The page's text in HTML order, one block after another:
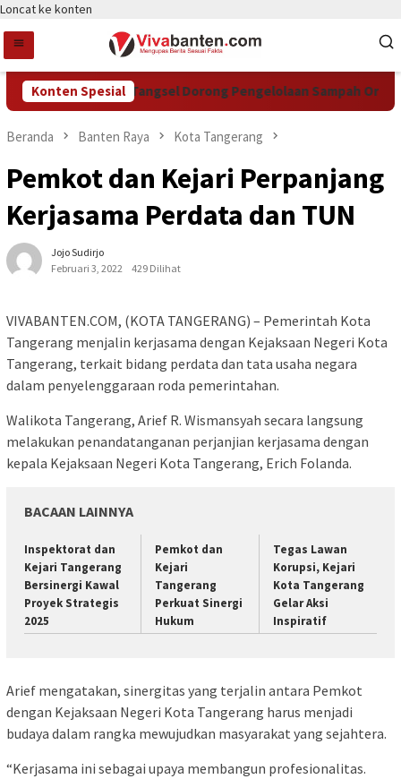
Loncat ke konten
Konten Spesial
DCKTR Tangsel Dorong Pengelolaan Sampah Organik
Beranda Banten Raya Kota Tangerang
Pemkot dan Kejari Perpanjang
Kerjasama Perdata dan TUN
Jojo Sudirjo
Februari 3, 2022
429 Dilihat
VIVABANTEN.COM, (KOTA TANGERANG) – Pemerintah Kota
Tangerang menjalin kerjasama dengan Kejaksaan Negeri Kota
Tangerang, terkait bidang perdata dan tata usaha negara
dalam penyelenggaraan roda pemerintahan.
Walikota Tangerang, Arief R. Wismansyah secara langsung
melakukan penandatanganan perjanjian kerjasama dengan
kepala Kejaksaan Negeri Kota Tangerang, Erich Folanda.
BACAAN LAINNYA
Inspektorat dan
Kejari Tangerang
Bersinergi Kawal
Proyek Strategis
2025
Pemkot dan
Kejari
Tangerang
Perkuat Sinergi
Hukum
Tegas Lawan
Korupsi, Kejari
Kota Tangerang
Gelar Aksi
Inspiratif
Arief mengatakan, sinergitas yang terjalin antara Pemkot
dengan Kejaksaan Negeri Kota Tangerang harus menjadi
budaya dalam rangka mewujudkan masyarakat yang sejahtera.
“Kerjasama ini sebagai upaya membangun profesionalitas.